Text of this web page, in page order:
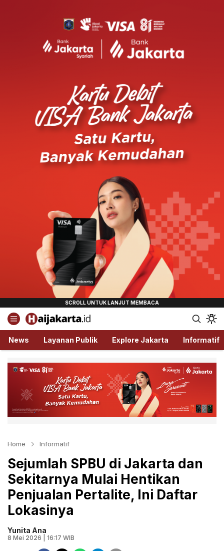
Haijakarta.id
Semua Tentang Jakarta Ada Disini!
News Layanan Publik Explore Jakarta Informatif
Home Informatif
Sejumlah SPBU di Jakarta dan
Sekitarnya Mulai Hentikan
Penjualan Pertalite, Ini Daftar
Lokasinya
Yunita Ana
8 Mei 2026 | 16:17 WIB